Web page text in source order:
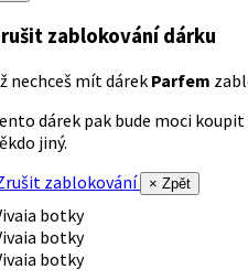
zablokování dárku
nechceš mít dárek Parfem
dárek pak bude moci
jiný.
zablokování
× Zpět